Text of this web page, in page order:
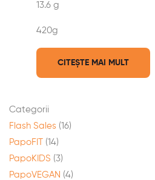
13.6 g
420g
CITEȘTE MAI MULT
Categorii
Flash Sales (16)
PapoFIT
(14)
PapoKIDS (3)
PapoVEGAN (4)